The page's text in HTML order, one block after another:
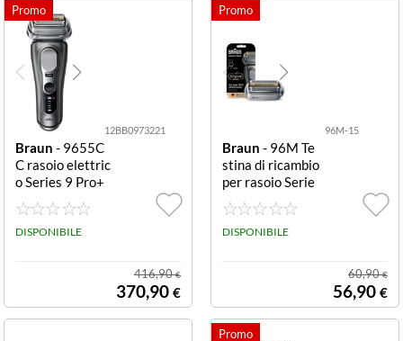
12BB0973221
Braun - 9655C
C rasoio elettric
o Series 9 Pro+
Graphite 5+1
DISPONIBILE
416,90€
370,90 €
96M-15
Braun - 96M Te
stina di ricambio
per rasoio Serie
s 9+ Pro LAME
DI RICAMBIO S
ERIE 9
DISPONIBILE
60,90€
56,90 €